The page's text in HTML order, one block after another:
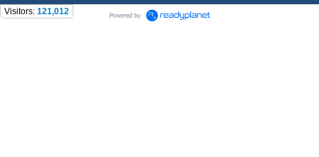
Visitors: 121,012